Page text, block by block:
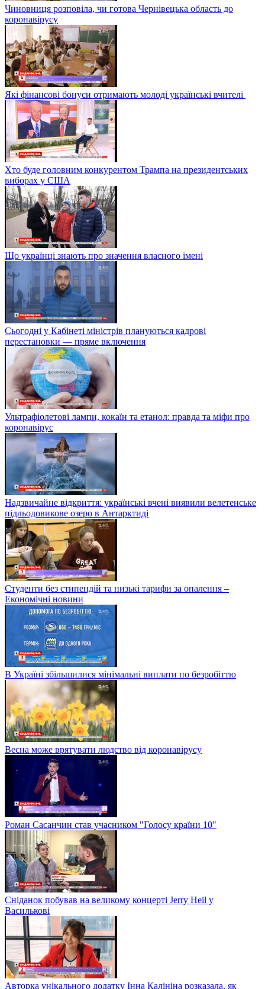
Чиновниця розповіла, чи готова Чернівецька область до
коронавірусу
Які фінансові бонуси отримають молоді українські вчителі
Хто буде головним конкурентом Трампа на президентських
виборах у США
Що українці знають про значення власного імені
Сьогодні у Кабінеті міністрів плануються кадрові
перестановки — пряме включення
Ультрафіолетові лампи, кокаїн та етанол: правда та міфи про
коронавірус
Надзвичайне відкриття: українські вчені виявили велетенське
підльодовикове озеро в Антарктиді
Студенти без стипендій та низькі тарифи за опалення –
Економічні новини
В Україні збільшилися мінімальні виплати по безробіттю
Весна може врятувати людство від коронавірусу
Роман Сасанчин став учасником "Голосу країни 10"
Сніданок побував на великому концерті Jerry Heil у
Василькові
Авторка унікального додатку Інна Калініна розказала, як